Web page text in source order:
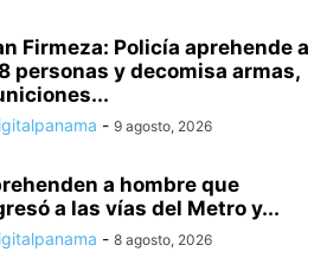
Firmeza: Policía aprehende a
personas y decomisa armas,
- 9 agosto, 2026
a hombre que
a las vías del Metro y...
- 8 agosto, 2026